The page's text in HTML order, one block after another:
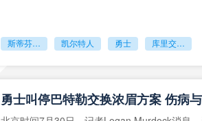
斯蒂芬库里 凯尔特人 勇士 库里交易传闻